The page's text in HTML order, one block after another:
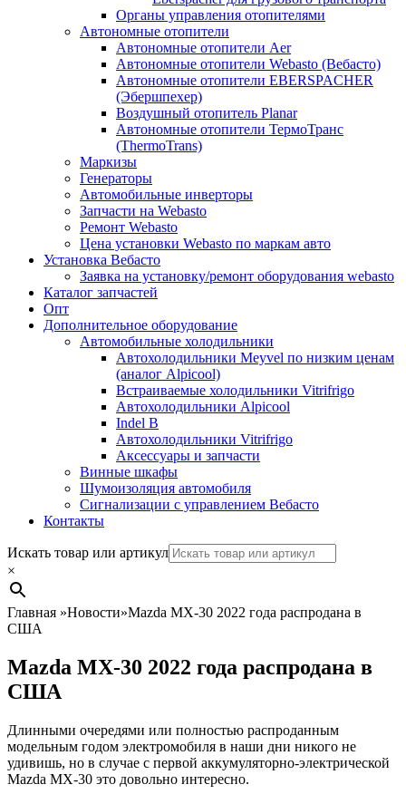
Органы управления отопителями
Автономные отопители
Автономные отопители Аer
Автономные отопители Webasto (Вебасто)
Автономные отопители EBERSPACHER
(Эбершпехер)
Воздушный отопитель Planar
Автономные отопители ТермоТранс
(ThermoTrans)
Маркизы
Генераторы
Автомобильные инверторы
Запчасти на Webasto
Ремонт Webasto
Цена установки Webasto по маркам авто
Установка Вебасто
Заявка на установку/ремонт оборудования webasto
Каталог запчастей
Опт
Дополнительное оборудование
Автомобильные холодильники
Автохолодильники Meyvel по низким ценам
(аналог Alpicool)
Встраиваемые холодильники Vitrifrigo
Автохолодильники Alpicool
Indel B
Автохолодильники Vitrifrigo
Аксессуары и запчасти
Винные шкафы
Шумоизоляция автомобиля
Сигнализации с управлением Вебасто
Контакты
Search
Искать товар или артикул
×
Главная »Новости»Mazda MX-30 2022 года распродана в
США
Mazda MX-30 2022 года распродана в
США
Длинными очередями или полностью распроданным
модельным годом электромобиля в наши дни никого не
удивишь, но в случае с первой аккумуляторно-электрической
Mazda MX-30 это довольно интересно.